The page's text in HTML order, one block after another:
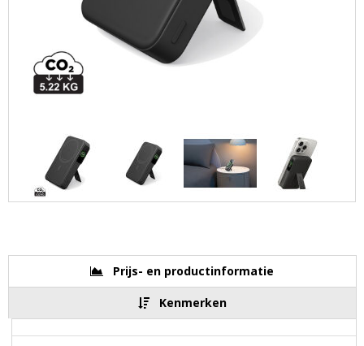
Prijs- en productinformatie
Kenmerken